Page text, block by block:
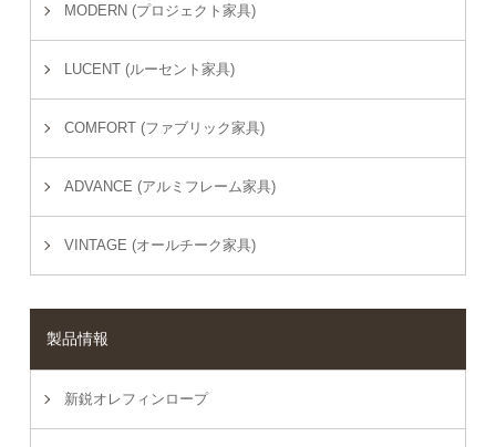
MODERN (プロジェクト家具)
LUCENT (ルーセント家具)
COMFORT (ファブリック家具)
ADVANCE (アルミフレーム家具)
VINTAGE (オールチーク家具)
製品情報
新鋭オレフィンロープ